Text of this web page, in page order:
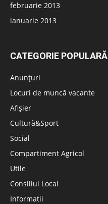
februarie 2013
ianuarie 2013
CATEGORIE POPULARĂ
Anunțuri
Locuri de muncă vacante
Afișier
Cultură&Sport
Social
Compartiment Agricol
Utile
Consiliul Local
Informatii